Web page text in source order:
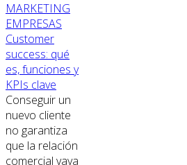
MARKETING
EMPRESAS
Customer
success: qué
es, funciones y
KPIs clave
Conseguir un
nuevo cliente
no garantiza
que la relación
comercial vaya